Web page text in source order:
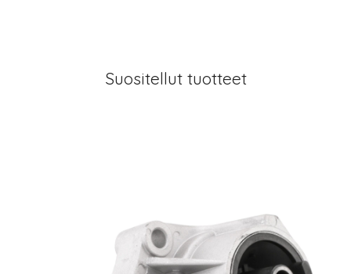
Suositellut tuotteet